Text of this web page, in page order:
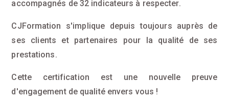
accompagnés de 32 indicateurs à respecter.
CJFormation s'implique depuis toujours auprès de
ses clients et partenaires pour la qualité de ses
prestations.
Cette certification est une nouvelle preuve
d'engagement de qualité envers vous !